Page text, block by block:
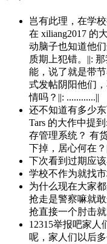
岂有此理，在学
在 xiliang2017 的
动脑子也知道他
质期上犯错。||:
能，说了就是带
式发帖阴阳他们
情吗？||: ............||
还不知道有多少
Tars 的大作中提
存管理系统？ 有
下掉，居心何在？||
下次看到过期应
学校不作为就找市
为什么现在大家
抢走是警察嘛就
抢直接一个肘击就
12315举报吧家
呢，家人们以后